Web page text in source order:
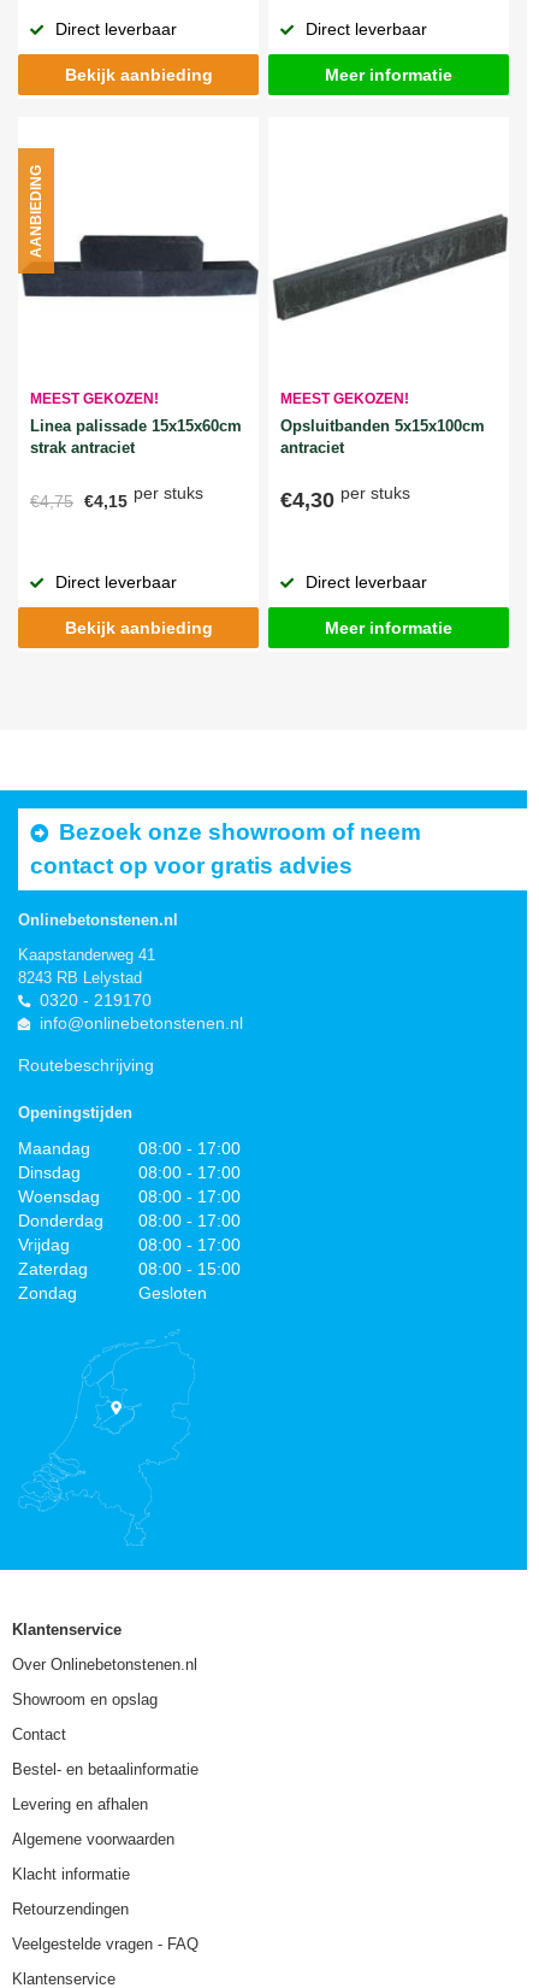
Direct leverbaar
Bekijk aanbieding
Direct leverbaar
Meer informatie
MEEST GEKOZEN!
Linea palissade 15x15x60cm
strak antraciet
€4,75 €4,15 per stuks
AANBIEDING
Direct leverbaar
Bekijk aanbieding
MEEST GEKOZEN!
Opsluitbanden 5x15x100cm
antraciet
€4,30 per stuks
Direct leverbaar
Meer informatie
Bezoek onze showroom of neem
contact op voor gratis advies
Onlinebetonstenen.nl
Kaapstanderweg 41
8243 RB Lelystad
0320 - 219170
info@onlinebetonstenen.nl
Routebeschrijving
Openingstijden
Maandag
08:00 - 17:00
Dinsdag
08:00 - 17:00
Woensdag
08:00 - 17:00
Donderdag
08:00 - 17:00
Vrijdag
08:00 - 17:00
Zaterdag
08:00 - 15:00
Zondag
Gesloten
Klantenservice
Over Onlinebetonstenen.nl
Showroom en opslag
Contact
Bestel- en betaalinformatie
Levering en afhalen
Algemene voorwaarden
Klacht informatie
Retourzendingen
Veelgestelde vragen - FAQ
Klantenservice